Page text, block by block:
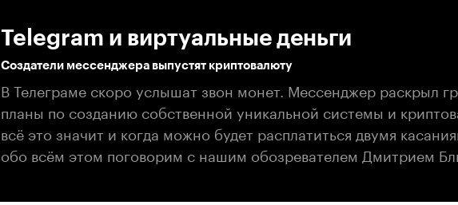
Telegram и виртуальные деньги
Создатели мессенджера выпустят криптовалюту
В Телеграме скоро услышат звон монет. Мессенджер раскрыл
планы по созданию собственной уникальной системы и
всё это значит и когда можно будет расплатиться двумя
обо всём этом поговорим с нашим обозревателем Дмитрием